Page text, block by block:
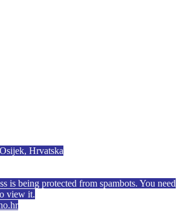
Hrvatska
is being protected from spambots. You need
view it.